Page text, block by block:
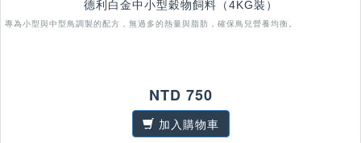
德利白金中小型穀物飼料（4KG裝）
專為小型與中型鳥調製的配方，無過多的熱量與脂肪，確保鳥兒營養均衡。
NTD 750
加入購物車